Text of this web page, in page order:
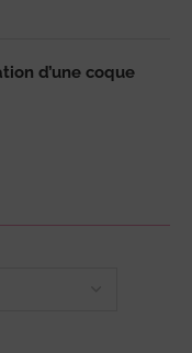
d’une coque